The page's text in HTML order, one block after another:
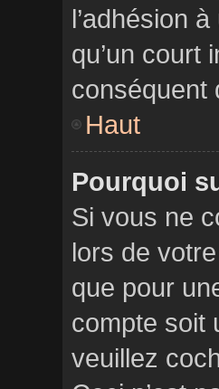
l’adhésion
qu’un court
conséquent
Haut
Pourquoi
Si vous ne
lors de
que pour
compte soit
veuillez